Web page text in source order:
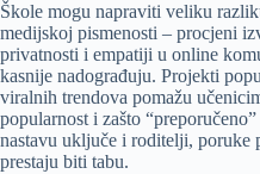
Škole mogu napraviti veliku
medijskoj pismenosti – procjeni
privatnosti i empatiji u online
kasnije nadograđuju. Projekti
viralnih trendova pomažu
popularnost i zašto
nastavu uključe i roditelji, poruke
prestaju biti tabu.